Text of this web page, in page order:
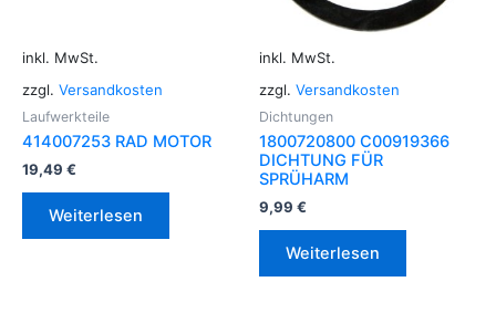
inkl. MwSt.
zzgl. Versandkosten
Laufwerkteile
414007253 RAD MOTOR
19,49 €
Weiterlesen
inkl. MwSt.
zzgl. Versandkosten
Dichtungen
1800720800 C00919366
DICHTUNG FÜR
SPRÜHARM
9,99 €
Weiterlesen